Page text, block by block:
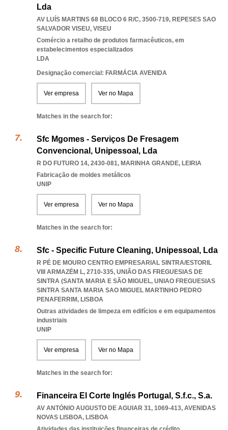
Lda
AV LUÍS MARTINS 68 BLOCO 6 R/C, 3500-719, REPESES SAO
SALVADOR VISEU, VISEU
Comércio a retalho de produtos farmacêuticos, em
estabelecimentos especializados
LDA
Designação comercial: FARMÁCIA AVENIDA
Ver empresa Ver no Mapa
Matches in the search for:
Sfc Mgomes - Serviços De Fresagem
Convencional, Unipessoal, Lda
R DO FUTURO 14, 2430-081, MARINHA GRANDE, LEIRIA
Fabricação de moldes metálicos
UNIP
Ver empresa Ver no Mapa
Matches in the search for:
Sfc - Specific Future Cleaning, Unipessoal, Lda
R PÉ DE MOURO CENTRO EMPRESARIAL SINTRA/ESTORIL
VIII ARMAZÉM L, 2710-335, UNIÃO DAS FREGUESIAS DE
SINTRA (SANTA MARIA E SÃO MIGUEL, UNIAO FREGUESIAS
SINTRA SANTA MARIA SAO MIGUEL MARTINHO PEDRO
PENAFERRIM, LISBOA
Outras atividades de limpeza em edifícios e em equipamentos
industriais
UNIP
Ver empresa Ver no Mapa
Matches in the search for:
Financeira El Corte Inglés Portugal, S.f.c., S.a.
AV ANTÓNIO AUGUSTO DE AGUIAR 31, 1069-413, AVENIDAS
NOVAS LISBOA, LISBOA